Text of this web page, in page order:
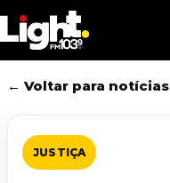
to
main
content
← Voltar para notícias
JUSTIÇA